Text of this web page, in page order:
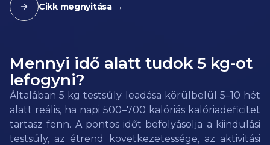
Cikk megnyitása →
Mennyi idő alatt tudok 5 kg-ot
lefogyni?
Általában 5 kg testsúly leadása körülbelül 5–10 hét
alatt reális, ha napi 500–700 kalóriás kalóriadeficitet
tartasz fenn. A pontos időt befolyásolja a kiindulási
testsúly, az étrend következetessége, az aktivitási